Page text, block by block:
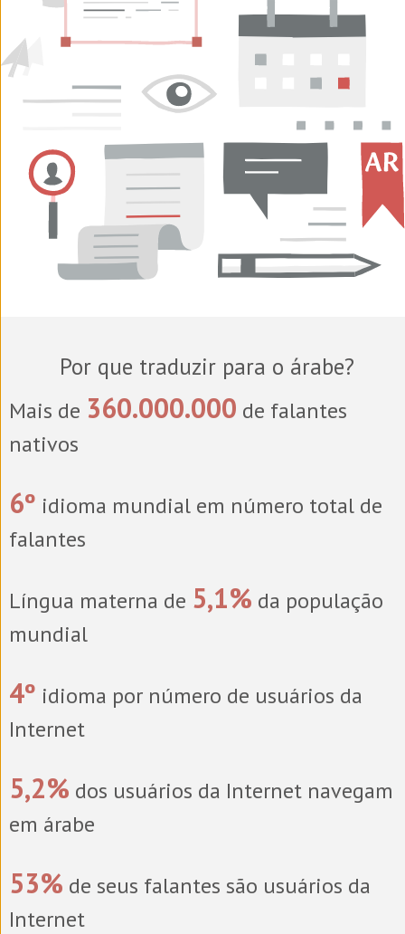
Por que traduzir para o árabe?
Mais de 360.000.000 de falantes
nativos
6º idioma mundial em número total de
falantes
Língua materna de 5,1% da população
mundial
4º idioma por número de usuários da
Internet
5,2% dos usuários da Internet navegam
em árabe
53% de seus falantes são usuários da
Internet